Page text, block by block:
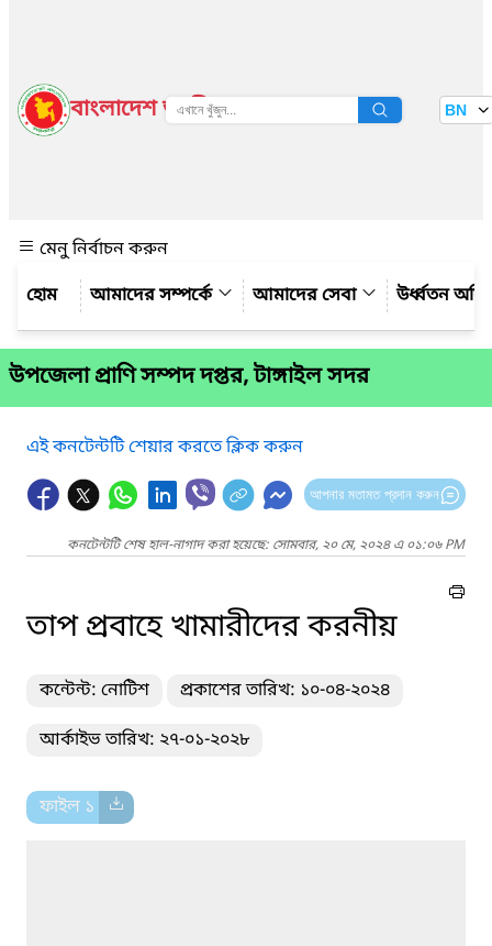
বাংলাদেশ জাতীয় তথ্য বাতায়ন BN
মেনু নির্বাচন করুন
আমাদের সম্পর্কে
আমাদের সেবা উর্ধ্বতন
উপজেলা প্রাণি সম্পদ দপ্তর, টাঙ্গাইল সদর
এই কনটেন্টটি শেয়ার করতে ক্লিক করুন
আপনার মতামত প্রদান করুন
কনটেন্টটি শেষ হাল-নাগাদ করা হয়েছে: সোমবার, ২০ মে, ২০২৪ এ ০১:০৬ PM
তাপ প্রবাহে খামারীদের করনীয়
কন্টেন্ট: নোটিশ প্রকাশের তারিখ: ১০-০৪-২০২৪
আর্কাইভ তারিখ: ২৭-০১-২০২৮
ফাইল ১